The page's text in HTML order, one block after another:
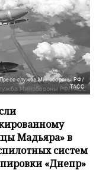
служба Минобороны РФ/
ТАСС
Мадьяра» в
систем
«Днепр»